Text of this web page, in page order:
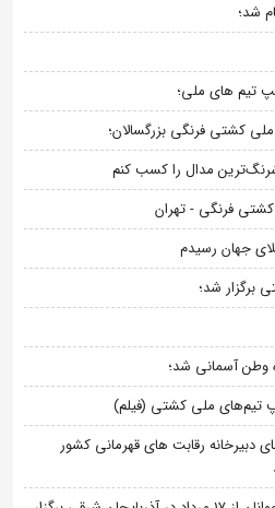
شد؛
کشتی فرنگی بزرگسالان؛
مدال را کسب کنم
کشتی فرنگی - تهران
جهان رسیدم
برگزار شد؛
وطن آسمانی شد؛
تیم‌های ملی کشتی (فیلم)
دبیرخانه رقابت های قهرمانی کشور